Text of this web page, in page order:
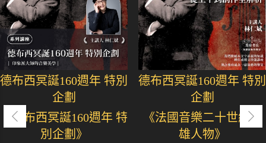
德布西冥誕160週年 特別
企劃
《德布西冥誕160週年 特
別企劃》
德布西冥誕160週年 特別
企劃
《法國音樂二十世紀英
雄人物》